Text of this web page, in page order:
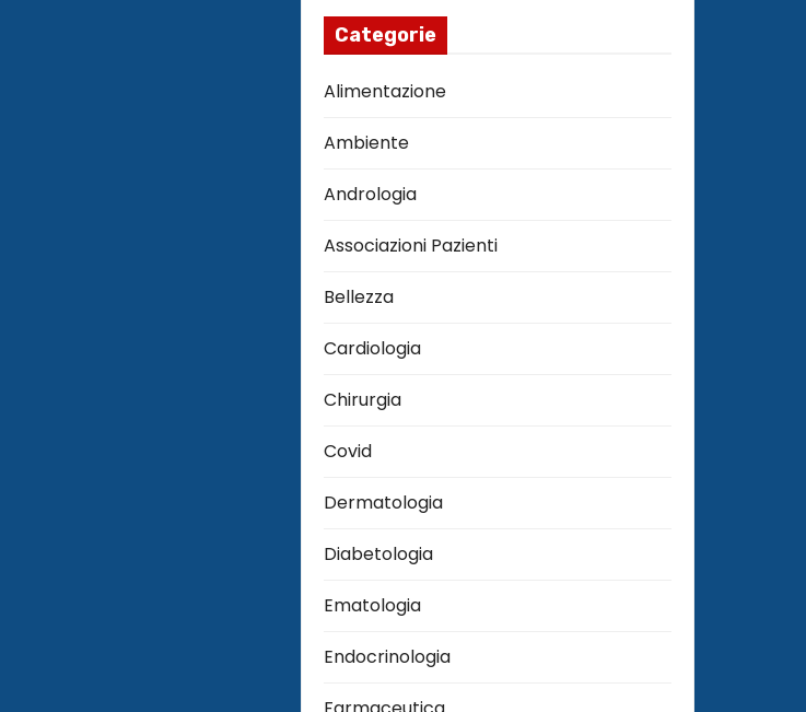
Categorie
Alimentazione
Ambiente
Andrologia
Associazioni Pazienti
Bellezza
Cardiologia
Chirurgia
Covid
Dermatologia
Diabetologia
Ematologia
Endocrinologia